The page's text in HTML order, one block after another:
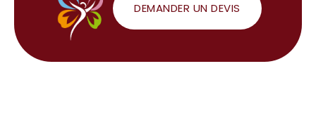
DEMANDER UN DEVIS